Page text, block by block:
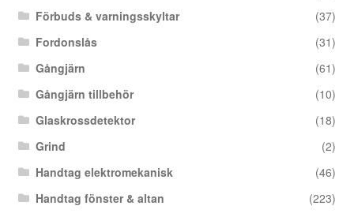
Förbuds & varningsskyltar
(37)
Fordonslås
(31)
Gångjärn
(61)
Gångjärn tillbehör
(10)
Glaskrossdetektor
(18)
Grind
(2)
Handtag elektromekanisk
(46)
Handtag fönster & altan
(223)